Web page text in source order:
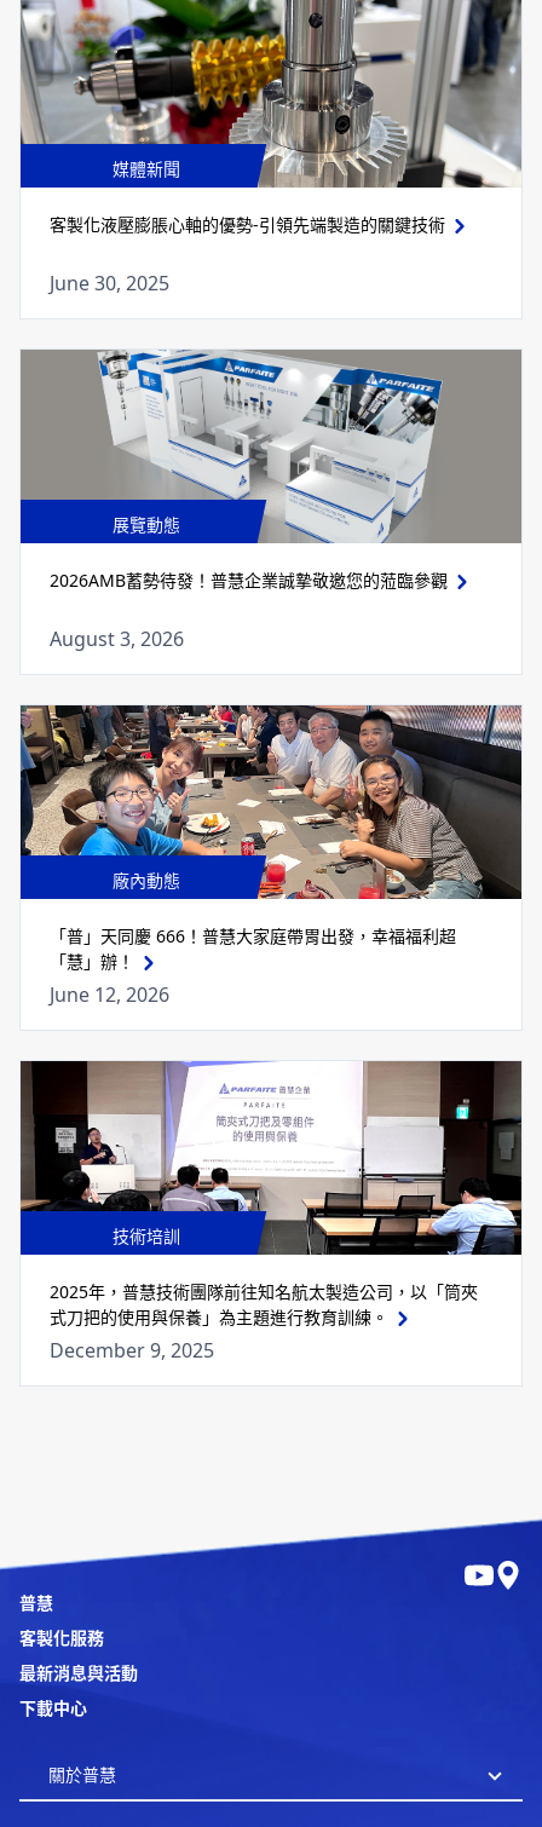
媒體新聞
客製化液壓膨脹心軸的優勢-引領先端製造的關鍵技術
June 30, 2025
展覽動態
2026AMB蓄勢待發！普慧企業誠摯敬邀您的蒞臨參觀
August 3, 2026
廠內動態
「普」天同慶 666！普慧大家庭帶胃出發，幸福福利超
「慧」辦！
June 12, 2026
技術培訓
2025年，普慧技術團隊前往知名航太製造公司，以「筒夾
式刀把的使用與保養」為主題進行教育訓練。
December 9, 2025
普慧
客製化服務
最新消息與活動
下載中心